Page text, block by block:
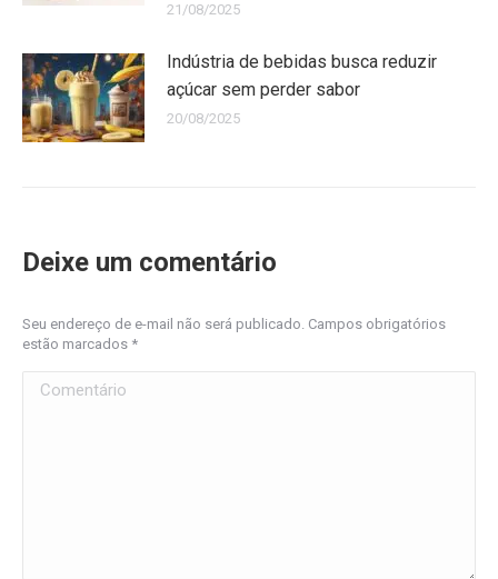
21/08/2025
Indústria de bebidas busca reduzir
açúcar sem perder sabor
20/08/2025
Deixe um comentário
Seu endereço de e-mail não será publicado. Campos obrigatórios
estão marcados *
Comentário